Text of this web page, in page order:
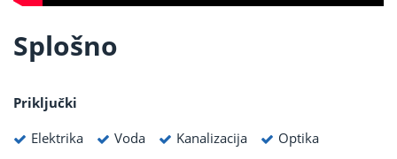
Splošno
Priključki
Elektrika
Voda Kanalizacija
Optika